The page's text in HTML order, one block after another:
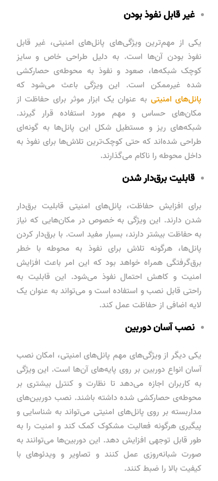
غیر قابل نفوذ بودن
یکی از مهم‌ترین ویژگی‌های پانل‌های امنیتی، غیر قابل
نفوذ بودن آن‌ها است. به دلیل طراحی خاص و سایز
کوچک شبکه‌ها، صعود و نفوذ به محوطه‌ی حصارکشی
شده غیرممکن است. این ویژگی باعث می‌شود که
پانل‌های امنیتی به عنوان یک ابزار موثر برای حفاظت از
مکان‌های حساس و مهم مورد استفاده قرار گیرند.
شبکه‌های ریز و مستطیل شکل این پانل‌ها به گونه‌ای
طراحی شده‌اند که حتی کوچک‌ترین تلاش‌ها برای نفوذ به
داخل محوطه را ناکام می‌گذارند.
قابلیت برق‌دار شدن
برای افزایش حفاظت، پانل‌های امنیتی قابلیت برق‌دار
شدن دارند. این ویژگی به خصوص در مکان‌هایی که نیاز
به حفاظت بیشتر دارند، بسیار مفید است. با برق‌دار کردن
پانل‌ها، هرگونه تلاش برای نفوذ به محوطه با خطر
برق‌گرفتگی همراه خواهد بود که این امر باعث افزایش
امنیت و کاهش احتمال نفوذ می‌شود. این قابلیت به
راحتی قابل نصب و استفاده است و می‌تواند به عنوان یک
لایه اضافی از حفاظت عمل کند.
نصب آسان دوربین
یکی دیگر از ویژگی‌های مهم پانل‌های امنیتی، امکان نصب
آسان انواع دوربین بر روی پایه‌های آن‌ها است. این ویژگی
به کاربران اجازه می‌دهد تا نظارت و کنترل بیشتری بر
محوطه‌ی حصارکشی شده داشته باشند. نصب دوربین‌های
مداربسته بر روی پانل‌های امنیتی می‌تواند به شناسایی و
پیگیری هرگونه فعالیت مشکوک کمک کند و امنیت را به
طور قابل توجهی افزایش دهد. این دوربین‌ها می‌توانند به
صورت شبانه‌روزی عمل کنند و تصاویر و ویدئوهای با
کیفیت بالا را ضبط کنند.